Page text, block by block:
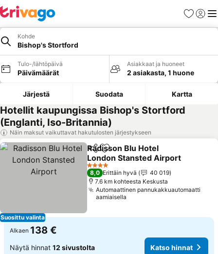
Suosikit
Kohde
Bishop's Stortford
Tulo-/lähtöpäivä
Päivämäärät
Asiakkaat ja huoneet
2 asiakasta, 1 huone
Järjestä Suodata Kartta
Hotellit kaupungissa Bishop's Stortford
(Englanti, Iso-Britannia)
Näin maksut vaikuttavat hakutulosten järjestykseen
Suosittu valinta
Jaa Lisää suosikkeihin
Radisson Blu Hotel
London Stansted Airport
4 Tähtiluokitus
8,0 Erittäin hyvä
40 019
7.6 km kohteesta Keskusta
Automaattinen pannukakkuautomaatti
aamiaisella
Alkaen 138 €
Näytä hinnat 12 sivustolta Katso hinnat